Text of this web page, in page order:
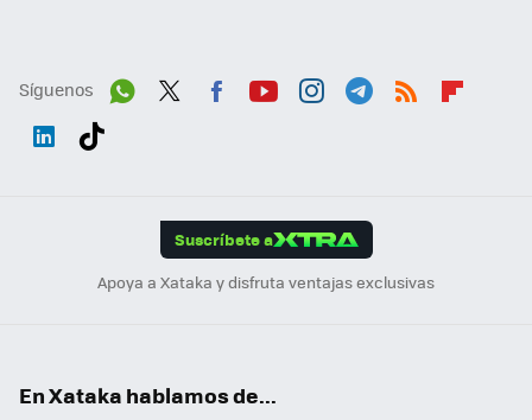
Síguenos
Suscríbete a
Apoya a Xataka y disfruta ventajas exclusivas
En Xataka hablamos de...